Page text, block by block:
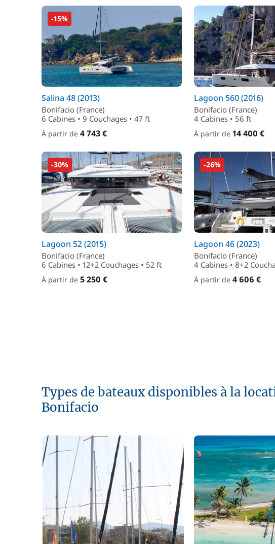
-15%
Salina 48 (2013)
Bonifacio (France)
6 Cabines • 9 Couchages • 47 ft
À partir de 4 743 €
Lagoon 560 (2016)
Bonifacio (France)
4 Cabines • 56 ft
À partir de 14 400 €
-30%
Lagoon 52 (2015)
Bonifacio (France)
6 Cabines • 12+2 Couchages • 52 ft
À partir de 5 250 €
-26%
Lagoon 46 (2023)
Bonifacio (France)
4 Cabines • 8+2
À partir de 4 606 €
Types de bateaux disponibles à la
Bonifacio